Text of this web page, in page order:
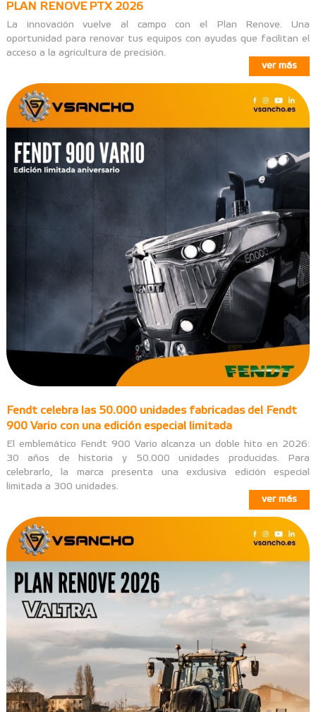
PLAN RENOVE PTX 2026
La innovación vuelve al campo con el Plan Renove. Una
oportunidad para renovar tus equipos con ayudas que facilitan el
acceso a la agricultura de precisión.
ver más
Fendt celebra las 50.000 unidades fabricadas del Fendt
900 Vario con una edición especial limitada
El emblemático Fendt 900 Vario alcanza un doble hito en 2026:
30 años de historia y 50.000 unidades producidas. Para
celebrarlo, la marca presenta una exclusiva edición especial
limitada a 300 unidades.
ver más